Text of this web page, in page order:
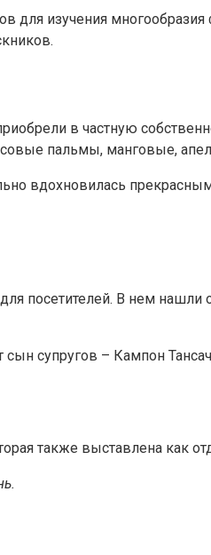
для изучения
в частную
пальмы, манговые,
вдохновилась
посетителей. В нем
супругов – Кампон
также выставлена как